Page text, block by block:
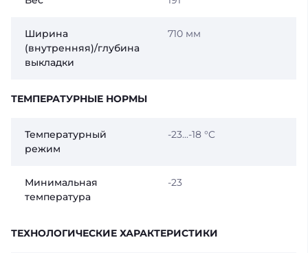
Ширина
(внутренняя)/глубина
выкладки
710 мм
ТЕМПЕРАТУРНЫЕ НОРМЫ
Температурный
режим
-23...-18 °C
Минимальная
температура
-23
ТЕХНОЛОГИЧЕСКИЕ ХАРАКТЕРИСТИКИ